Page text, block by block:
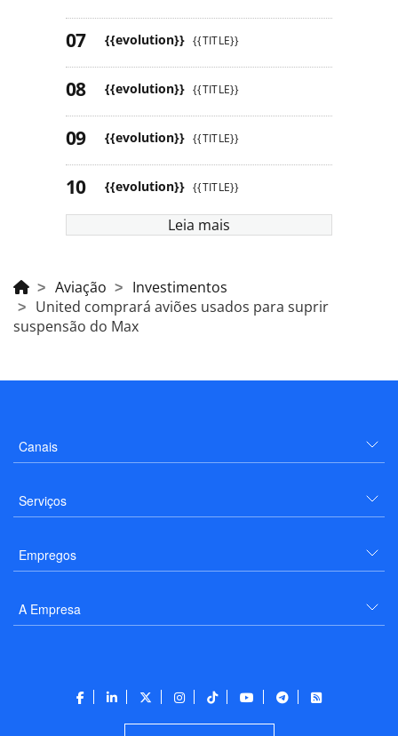
{{evolution}} {{TITLE}}
{{evolution}} {{TITLE}}
{{evolution}} {{TITLE}}
{{evolution}} {{TITLE}}
Leia mais
Aviação
Investimentos
United comprará aviões usados para suprir
suspensão do Max
Canais
Serviços
Empregos
A Empresa